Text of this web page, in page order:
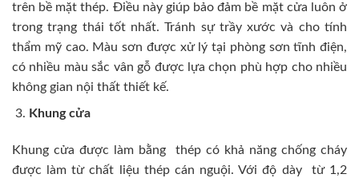
trên bề mặt thép. Điều này giúp bảo đảm bề mặt cửa luôn ở
trong trạng thái tốt nhất. Tránh sự trầy xước và cho tính
thẩm mỹ cao. Màu sơn được xử lý tại phòng sơn tĩnh điện,
có nhiều màu sắc vân gỗ được lựa chọn phù hợp cho nhiều
không gian nội thất thiết kế.
Khung cửa
Khung cửa được làm bằng thép có khả năng chống cháy
được làm từ chất liệu thép cán nguội. Với độ dày từ 1,2